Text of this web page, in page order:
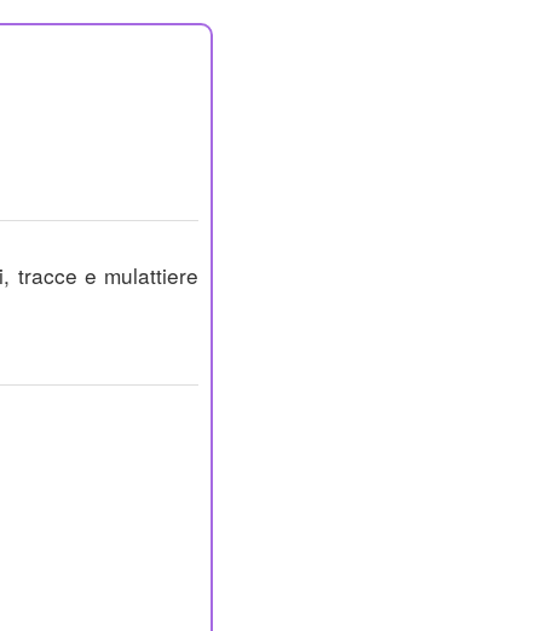
tracce e mulattiere